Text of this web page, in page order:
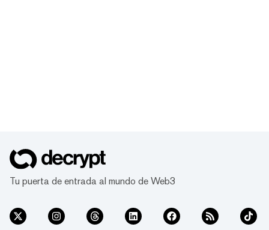
Tu puerta de entrada al mundo de Web3